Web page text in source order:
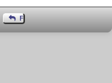
kontaktieren
Feedback